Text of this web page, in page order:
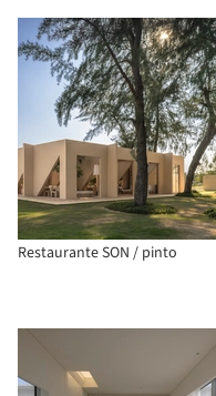
Restaurante SON / pinto